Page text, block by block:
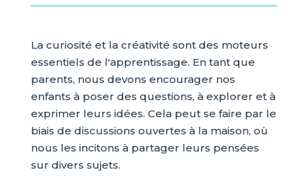
La curiosité et la créativité sont des moteurs
essentiels de l'apprentissage. En tant que
parents, nous devons encourager nos
enfants à poser des questions, à explorer et à
exprimer leurs idées. Cela peut se faire par le
biais de discussions ouvertes à la maison, où
nous les incitons à partager leurs pensées
sur divers sujets.